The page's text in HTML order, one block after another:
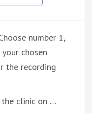
number 1,
chosen
the recording
clinic on …